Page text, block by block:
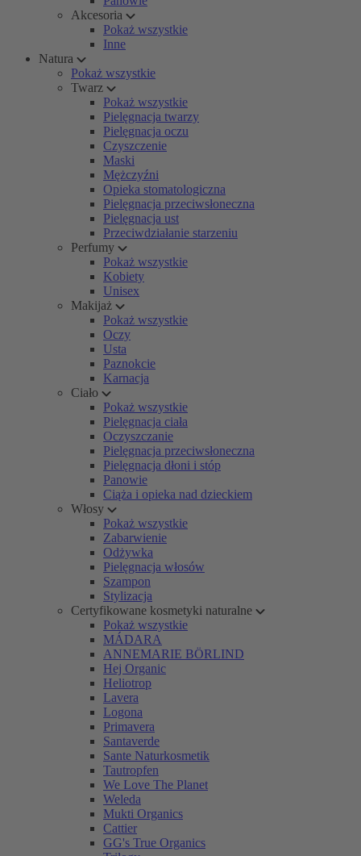
Akcesoria
Pokaż wszystkie
Inne
Natura
Pokaż wszystkie
Twarz
Pokaż wszystkie
Pielęgnacja twarzy
Pielęgnacja oczu
Czyszczenie
Maski
Mężczyźni
Opieka stomatologiczna
Pielęgnacja przeciwsłoneczna
Pielęgnacja ust
Przeciwdziałanie starzeniu
Perfumy
Pokaż wszystkie
Kobiety
Unisex
Makijaż
Pokaż wszystkie
Oczy
Usta
Paznokcie
Karnacja
Ciało
Pokaż wszystkie
Pielęgnacja ciała
Oczyszczanie
Pielęgnacja przeciwsłoneczna
Pielęgnacja dłoni i stóp
Panowie
Ciąża i opieka nad dzieckiem
Włosy
Pokaż wszystkie
Zabarwienie
Odżywka
Pielęgnacja włosów
Szampon
Stylizacja
Certyfikowane kosmetyki naturalne
Pokaż wszystkie
MÁDARA
ANNEMARIE BÖRLIND
Hej Organic
Heliotrop
Lavera
Logona
Primavera
Santaverde
Sante Naturkosmetik
Tautropfen
We Love The Planet
Weleda
Mukti Organics
Cattier
GG's True Organics